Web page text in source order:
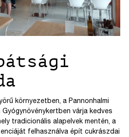
környezetben, a Pannonhalmi
várja kedves
tradicionális alapelvek mentén, a
felhasználva épít cukrászdai